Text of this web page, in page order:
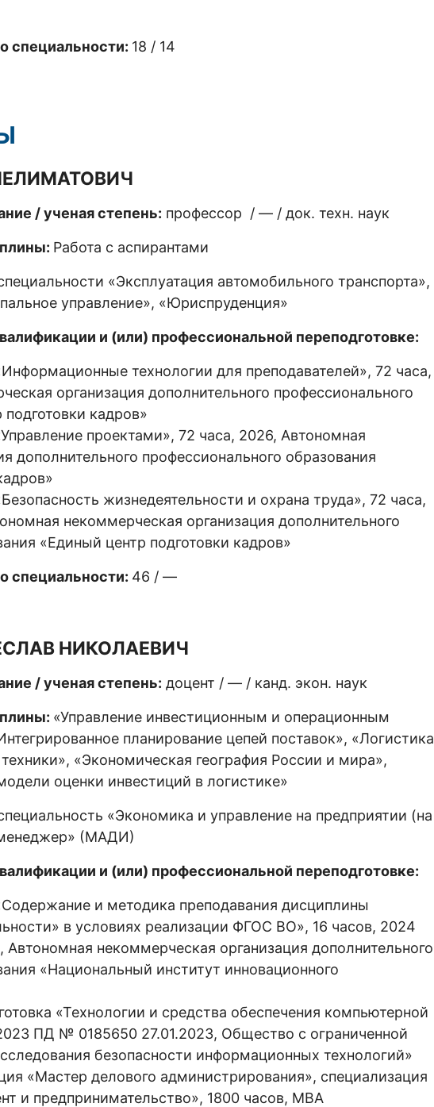
специальности: 18 / 14
/ ученая степень: профессор / — / док. техн. наук
Работа с аспирантами
«Эксплуатация автомобильного транспорта»,
управление», «Юриспруденция»
и (или) профессиональной переподготовке:
технологии для преподавателей», 72 часа,
организация дополнительного профессионального
кадров»
проектами», 72 часа, 2026, Автономная
дополнительного профессионального образования
жизнедеятельности и охрана труда», 72 часа,
некоммерческая организация дополнительного
«Единый центр подготовки кадров»
специальности: 46 / —
НИКОЛАЕВИЧ
/ ученая степень: доцент / — / канд. экон. наук
«Управление инвестиционным и операционным
планирование цепей поставок», «Логистика
«Экономическая география России и мира»,
оценки инвестиций в логистике»
«Экономика и управление на предприятии (на
(МАДИ)
и (или) профессиональной переподготовке:
и методика преподавания дисциплины
в условиях реализации ФГОС ВО», 16 часов, 2024
некоммерческая организация дополнительного
«Национальный институт инновационного
«Технологии и средства обеспечения компьютерной
ПД № 0185650 27.01.2023, Общество с ограниченной
безопасности информационных технологий»
«Мастер делового администрирования», специализация
и предпринимательство», 1800 часов, MBA